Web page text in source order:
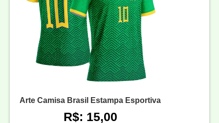
Arte Camisa Brasil Estampa Esportiva
R$: 15,00